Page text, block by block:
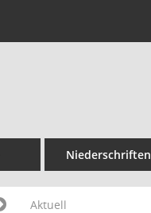
Niederschriften
Aktuell